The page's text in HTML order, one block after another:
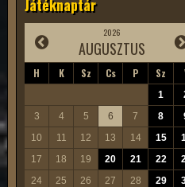
Játéknaptár
2026
AUGUSZTUS
H K Sz Cs P Sz
1
3
4 5 6 7 8
10
11 12 13 14 15
17
18 19 20 21 22
24
25 26 27 28 29